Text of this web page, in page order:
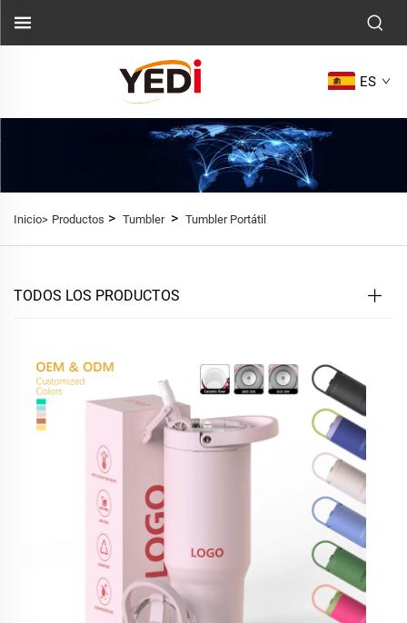
ES
Inicio> Productos > Tumbler > Tumbler Portátil
TODOS LOS PRODUCTOS